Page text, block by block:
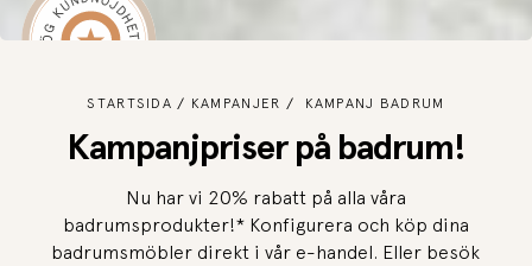
STARTSIDA KAMPANJER KAMPANJ BADRUM
Kampanjpriser på badrum!
Nu har vi 20% rabatt på alla våra
badrumsprodukter!* Konfigurera och köp dina
badrumsmöbler direkt i vår e-handel. Eller besök